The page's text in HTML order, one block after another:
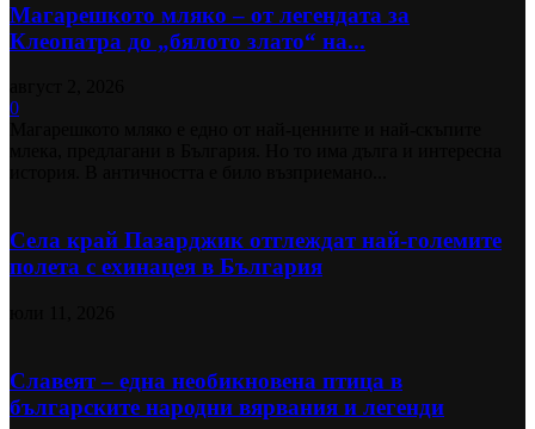
Магарешкото мляко – от легендата за
Клеопатра до „бялото злато“ на...
0
Села край Пазарджик отглеждат най-големите
полета с ехинацея в България
Славеят – една необикновена птица в
българските народни вярвания и легенди